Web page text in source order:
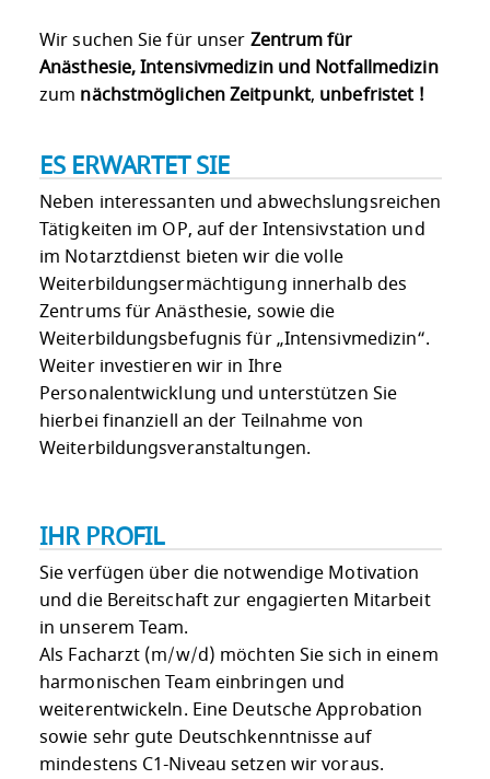
Wir suchen Sie für unser Zentrum für
Anästhesie, Intensivmedizin und Notfallmedizin
zum nächstmöglichen Zeitpunkt, unbefristet !
ES ERWARTET SIE
Neben interessanten und abwechslungsreichen
Tätigkeiten im OP, auf der Intensivstation und
im Notarztdienst bieten wir die volle
Weiterbildungsermächtigung innerhalb des
Zentrums für Anästhesie, sowie die
Weiterbildungsbefugnis für „Intensivmedizin“.
Weiter investieren wir in Ihre
Personalentwicklung und unterstützen Sie
hierbei finanziell an der Teilnahme von
Weiterbildungsveranstaltungen.
IHR PROFIL
Sie verfügen über die notwendige Motivation
und die Bereitschaft zur engagierten Mitarbeit
in unserem Team.
Als Facharzt (m/w/d) möchten Sie sich in einem
harmonischen Team einbringen und
weiterentwickeln. Eine Deutsche Approbation
sowie sehr gute Deutschkenntnisse auf
mindestens C1-Niveau setzen wir voraus.